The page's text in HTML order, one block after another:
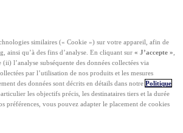
similaires (« Cookie ») sur votre appareil, afin de
ainsi qu’à des fins d’analyse. En cliquant sur « J’accepte »
l’analyse subséquente des données collectées via
par l’utilisation de nos produits et les mesures
des données sont décrits en détails dans notre Politique
les objectifs précis, les destinataires tiers et la durée
préférences, vous pouvez adapter le placement de cookies